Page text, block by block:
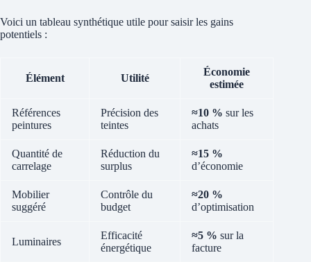
Voici un tableau synthétique utile pour saisir les gains
potentiels :
Élément Utilité
Économie
estimée
Références
peintures
Précision des
teintes
≈10 % sur les
achats
Quantité de
carrelage
Réduction du
surplus
≈15 %
d’économie
Mobilier
suggéré
Contrôle du
budget
≈20 %
d’optimisation
Luminaires
Efficacité
énergétique
≈5 % sur la
facture